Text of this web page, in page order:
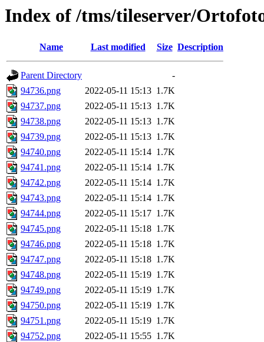
Index of /tms/tileserver/
Name Last modified Size Description
Parent Directory
-
94736.png
2022-05-11 15:13 1.7K
94737.png
2022-05-11 15:13 1.7K
94738.png
2022-05-11 15:13 1.7K
94739.png
2022-05-11 15:13 1.7K
94740.png
2022-05-11 15:14 1.7K
94741.png
2022-05-11 15:14 1.7K
94742.png
2022-05-11 15:14 1.7K
94743.png
2022-05-11 15:14 1.7K
94744.png
2022-05-11 15:17 1.7K
94745.png
2022-05-11 15:18 1.7K
94746.png
2022-05-11 15:18 1.7K
94747.png
2022-05-11 15:18 1.7K
94748.png
2022-05-11 15:19 1.7K
94749.png
2022-05-11 15:19 1.7K
94750.png
2022-05-11 15:19 1.7K
94751.png
2022-05-11 15:19 1.7K
94752.png
2022-05-11 15:55 1.7K